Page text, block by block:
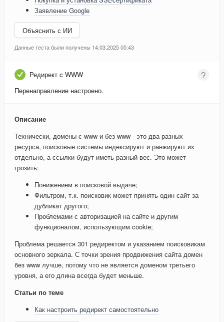
Заявление Google
Объяснить с ИИ
Данные теста были получены 14.03.2025 05:43
Редирект c WWW
Перенаправление настроено.
Описание
Технически, домены с www и без www - это два разных
ресурса, поисковые системы индексируют и ранжируют их
отдельно, а ссылки будут иметь разный вес. Это может
грозить:
Понижением в поисковой выдаче;
Фильтром, т.к. поисковик может принять один сайт за
дубликат другого;
Проблемами с авторизацией на сайте и другим
функционалом, использующим cookie;
Проблема решается 301 редиректом и указанием поисковикам
основного зеркала. С точки зрения продвижения сайта домен
без www лучше, потому что не является доменом третьего
уровня, а его длина всегда будет меньше.
Статьи по теме
Как настроить редирект самостоятельно